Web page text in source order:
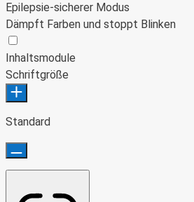
Epilepsie-sicherer Modus
Dämpft Farben und stoppt Blinken
Inhaltsmodule
Schriftgröße
Standard